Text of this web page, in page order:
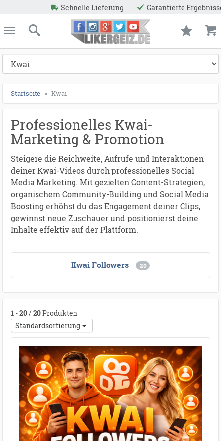
Garantierte Ergebnisse Niedrige Preise
Likergeiz.de
schließen
Suche
Startseite Kwai
Professionelles Kwai-
Marketing & Promotion
Steigere die Reichweite, Aufrufe und Interaktionen
deiner Kwai-Videos durch professionelles Social
Media Marketing. Mit gezielten Content-Strategien,
organischem Community-Building und Social Media
Boosting erhöhst du das Engagement deiner Clips,
gewinnst neue Zuschauer und positionierst deine
Inhalte effektiv auf der Plattform.
Kwai Followers 20
1 -20/ 20Produkten
Standardsortierung